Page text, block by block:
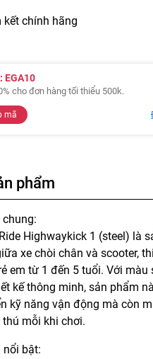
kết chính hãng
EGA10
cho đơn hàng tối thiểu 500k.
mã
phẩm
Highwaykick 1 (steel) là
xe chòi chân và scooter,
em từ 1 đến 5 tuổi. Với màu
kế thông minh, sản phẩm
kỹ năng vận động mà còn
mỗi khi chơi.
bật: